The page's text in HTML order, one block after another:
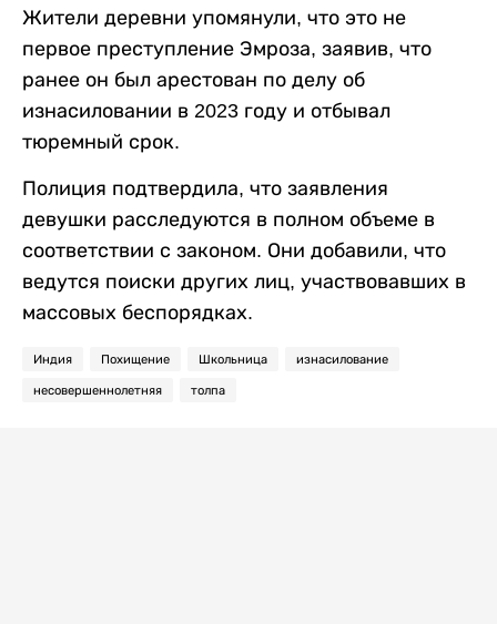
Жители деревни упомянули, что это не
первое преступление Эмроза, заявив, что
ранее он был арестован по делу об
изнасиловании в 2023 году и отбывал
тюремный срок.
Полиция подтвердила, что заявления
девушки расследуются в полном объеме в
соответствии с законом. Они добавили, что
ведутся поиски других лиц, участвовавших в
массовых беспорядках.
Индия Похищение Школьница изнасилование
несовершеннолетняя толпа